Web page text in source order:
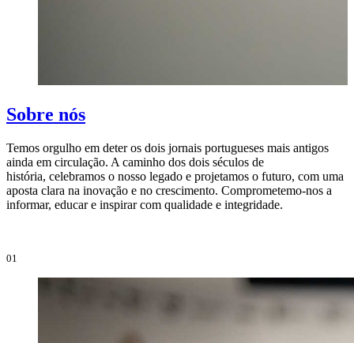
Sobre nós
Temos orgulho em deter os dois jornais portugueses mais antigos
ainda em circulação. A caminho dos dois séculos de
história, celebramos o nosso legado e projetamos o futuro, com uma
aposta clara na inovação e no crescimento. Comprometemo-nos a
informar, educar e inspirar com qualidade e integridade.
01